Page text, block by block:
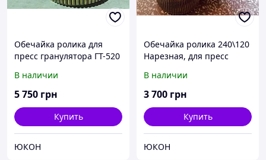
Обечайка ролика для
пресс гранулятора ГТ-520
В наличии
5 750 грн
Купить
ЮКОН
Обечайка ролика 240\120
Нарезная, для пресс
В наличии
3 700 грн
Купить
ЮКОН